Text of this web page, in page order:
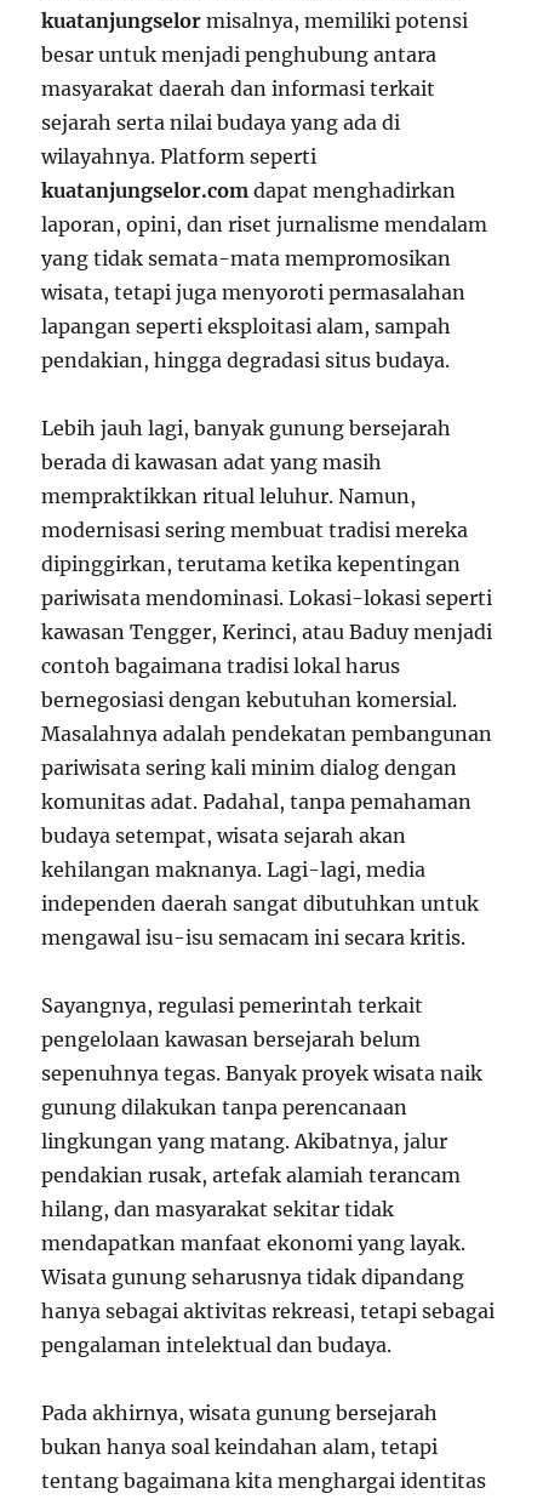
kuatanjungselor misalnya, memiliki potensi
besar untuk menjadi penghubung antara
masyarakat daerah dan informasi terkait
sejarah serta nilai budaya yang ada di
wilayahnya. Platform seperti
kuatanjungselor.com dapat menghadirkan
laporan, opini, dan riset jurnalisme mendalam
yang tidak semata-mata mempromosikan
wisata, tetapi juga menyoroti permasalahan
lapangan seperti eksploitasi alam, sampah
pendakian, hingga degradasi situs budaya.
Lebih jauh lagi, banyak gunung bersejarah
berada di kawasan adat yang masih
mempraktikkan ritual leluhur. Namun,
modernisasi sering membuat tradisi mereka
dipinggirkan, terutama ketika kepentingan
pariwisata mendominasi. Lokasi-lokasi seperti
kawasan Tengger, Kerinci, atau Baduy menjadi
contoh bagaimana tradisi lokal harus
bernegosiasi dengan kebutuhan komersial.
Masalahnya adalah pendekatan pembangunan
pariwisata sering kali minim dialog dengan
komunitas adat. Padahal, tanpa pemahaman
budaya setempat, wisata sejarah akan
kehilangan maknanya. Lagi-lagi, media
independen daerah sangat dibutuhkan untuk
mengawal isu-isu semacam ini secara kritis.
Sayangnya, regulasi pemerintah terkait
pengelolaan kawasan bersejarah belum
sepenuhnya tegas. Banyak proyek wisata naik
gunung dilakukan tanpa perencanaan
lingkungan yang matang. Akibatnya, jalur
pendakian rusak, artefak alamiah terancam
hilang, dan masyarakat sekitar tidak
mendapatkan manfaat ekonomi yang layak.
Wisata gunung seharusnya tidak dipandang
hanya sebagai aktivitas rekreasi, tetapi sebagai
pengalaman intelektual dan budaya.
Pada akhirnya, wisata gunung bersejarah
bukan hanya soal keindahan alam, tetapi
tentang bagaimana kita menghargai identitas